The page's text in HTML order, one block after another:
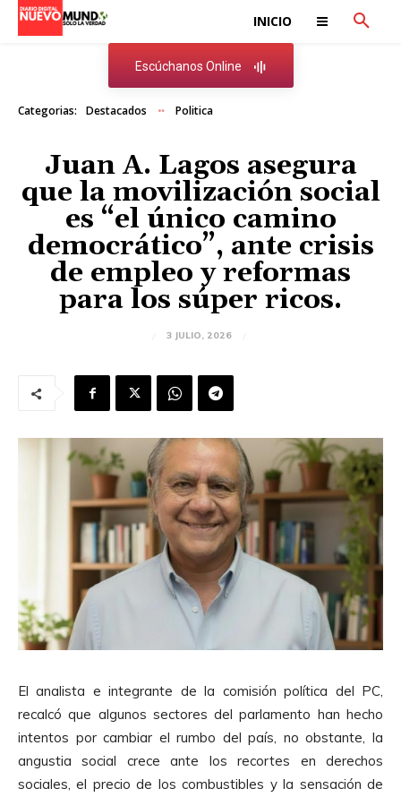
INICIO
Escúchanos Online
Categorias: Destacados Politica
Juan A. Lagos asegura
que la movilización social
es “el único camino
democrático”, ante crisis
de empleo y reformas
para los súper ricos.
3 JULIO, 2026
El analista e integrante de la comisión política del PC,
recalcó que algunos sectores del parlamento han hecho
intentos por cambiar el rumbo del país, no obstante, la
angustia social crece ante los recortes en derechos
sociales, el precio de los combustibles y la sensación de